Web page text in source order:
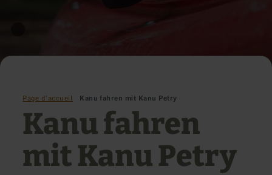
Page d'accueil Kanu fahren mit Kanu Petry
Kanu fahren
mit Kanu Petry